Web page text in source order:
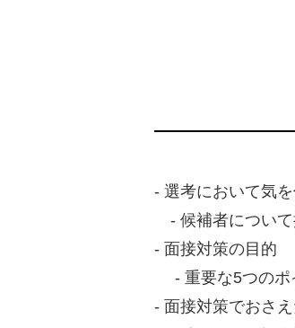
- 選考において気
- 候補者について
- 面接対策の目的
- 重要な5つのポ
- 面接対策でおさ